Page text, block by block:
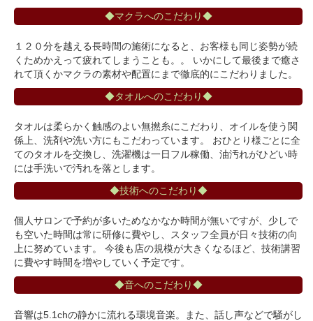
◆マクラへのこだわり◆
１２０分を越える長時間の施術になると、お客様も同じ姿勢が続
くためかえって疲れてしまうことも。。 いかにして最後まで癒さ
れて頂くかマクラの素材や配置にまで徹底的にこだわりました。
◆タオルへのこだわり◆
タオルは柔らかく触感のよい無撚糸にこだわり、オイルを使う関
係上、洗剤や洗い方にもこだわっています。 おひとり様ごとに全
てのタオルを交換し、洗濯機は一日フル稼働、油汚れがひどい時
には手洗いで汚れを落とします。
◆技術へのこだわり◆
個人サロンで予約が多いためなかなか時間が無いですが、少しで
も空いた時間は常に研修に費やし、スタッフ全員が日々技術の向
上に努めています。 今後も店の規模が大きくなるほど、技術講習
に費やす時間を増やしていく予定です。
◆音へのこだわり◆
音響は5.1chの静かに流れる環境音楽。また、話し声などで騒がし